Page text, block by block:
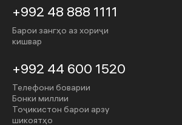
+992 48 888 1111
Барои зангҳо аз хориҷи
кишвар
+992 44 600 1520
Телефони боварии
Бонки миллии
Тоҷикистон барои арзу
шикоятҳо